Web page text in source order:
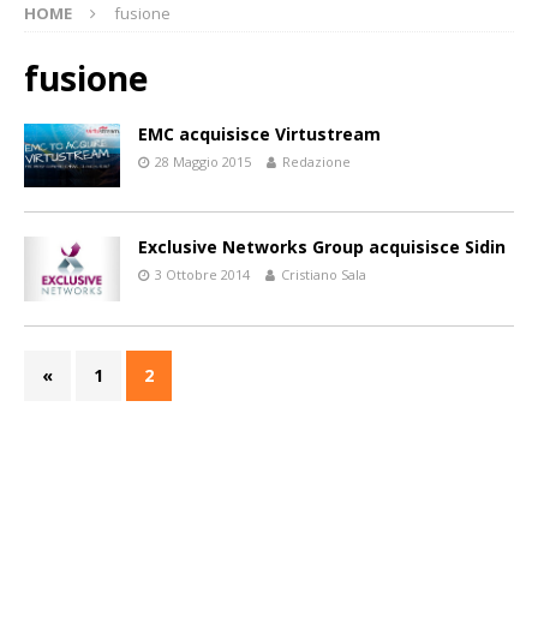
HOME fusione
fusione
EMC acquisisce Virtustream
28 Maggio 2015 Redazione
Exclusive Networks Group acquisisce Sidin
3 Ottobre 2014 Cristiano Sala
« 1 2